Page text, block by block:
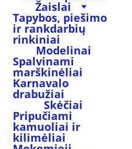
Žaislai
Tapybos, piešimo
ir rankdarbių
rinkiniai
Modelinai
Spalvinami
marškinėliai
Karnavalo
drabužiai
Skėčiai
Pripučiami
kamuoliai ir
kilimėliai